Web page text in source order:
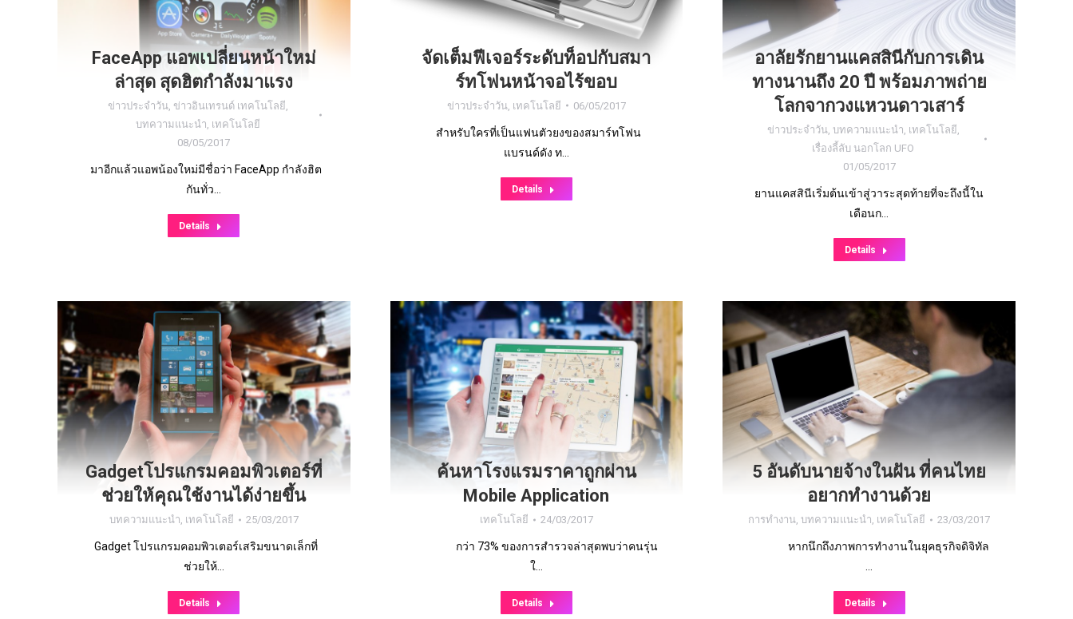
FaceApp แอพเปลี่ยนหน้าใหม่
ล่าสุด สุดฮิตกำลังมาแรง
ข่าวประจำวัน, ข่าวอินเทรนด์ เทคโนโลยี
บทความแนะนำ เทคโนโลยี
08/05/2017
มาอีกแล้วแอพน้องใหม่มีชื่อว่า FaceApp กำลังฮิต
กันทั่ว…
Details
จัดเต็มฟีเจอร์ระดับท็อปกับสมา
ร์ทโฟนหน้าจอไร้ขอบ
ข่าวประจำวัน, เทคโนโลยี 06/05/2017
สำหรับใครที่เป็นแฟนตัวยงของสมาร์ทโฟน
แบรนด์ดัง ท…
Details
อาลัยรักยานแคสสินีกับการเดิน
ทางนานถึง 20 ปี พร้อมภาพถ่าย
โลกจากวงแหวนดาวเสาร์
ข่าวประจำวัน, บทความแนะนำ เทคโนโลยี
เรื่องลี้ลับ นอกโลก UFO
01/05/2017
ยานแคสสินีเริ่มต้นเข้าสู่วาระสุดท้ายที่จะถึงนี้ใน
เดือนก…
Details
Gadgetโปรแกรมคอมพิวเตอร์ที่
ช่วยให้คุณใช้งานได้ง่ายขึ้น
บทความแนะนำ, เทคโนโลยี 25/03/2017
Gadget โปรแกรมคอมพิวเตอร์เสริมขนาดเล็กที่
ช่วยให้…
Details
ค้นหาโรงแรมราคาถูกผ่าน
Mobile Application
เทคโนโลยี 24/03/2017
กว่า 73% ของการสำรวจล่าสุดพบว่าคนรุ่น
ใ…
Details
5 อันดับนายจ้างในฝัน ที่คนไทย
อยากทำงานด้วย
การทำงาน,บทความแนะนำ, เทคโนโลยี 23/03/2017
หากนึกถึงภาพการทำงานในยุคธุรกิจดิจิทัล
…
Details